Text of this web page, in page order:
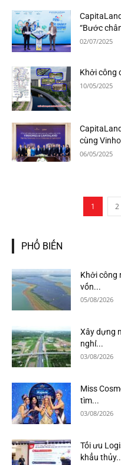
“Bước
02/07/2025
Khởi công
10/05/2025
cùng
06/05/2025
1 2
PHỔ BIẾN
Khởi công
vốn...
05/08/2026
Xây dựng
nghỉ...
03/08/2026
Miss
tìm...
03/08/2026
Tối ưu
khẩu